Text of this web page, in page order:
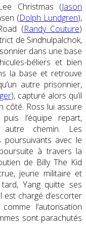
Christmas (Jason
(Dolph Lundgren),
(Randy Couture)
de Sindhulpalchok,
dans une base
béliers et bien
la base et retrouve
autre prisonnier,
), capturé alors qu’il
côté. Ross lui assure
l’équipe repart,
chemin. Les
poursuivants avec le
à travers la
de Billy The Kid
jeune militaire et
Yang quitte ses
chargé d’escorter
l’autorisation
sont parachutés